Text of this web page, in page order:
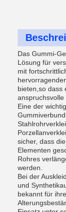
Das Gummi-
Lösung für
mit
bieten,so dass
anspruchsvolle
Eine der
sicher, dass
Elementen
Rohres
werden.
Bei der
und
bekannt für